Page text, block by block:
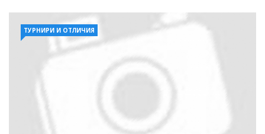
ТУРНИРИ И ОТЛИЧИЯ